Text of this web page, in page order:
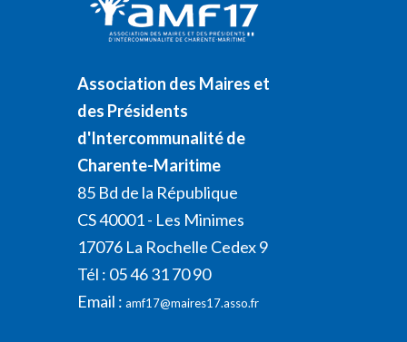
Association des Maires et
des Présidents
d'Intercommunalité de
Charente-Maritime
85 Bd de la République
CS 40001 - Les Minimes
17076 La Rochelle Cedex 9
Tél : 05 46 31 70 90
Email : amf17@maires17.asso.fr